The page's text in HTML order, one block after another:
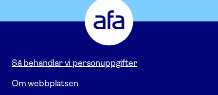
Försäkring
Gå
till
startsidan
Så behandlar vi personuppgifter
Om webbplatsen